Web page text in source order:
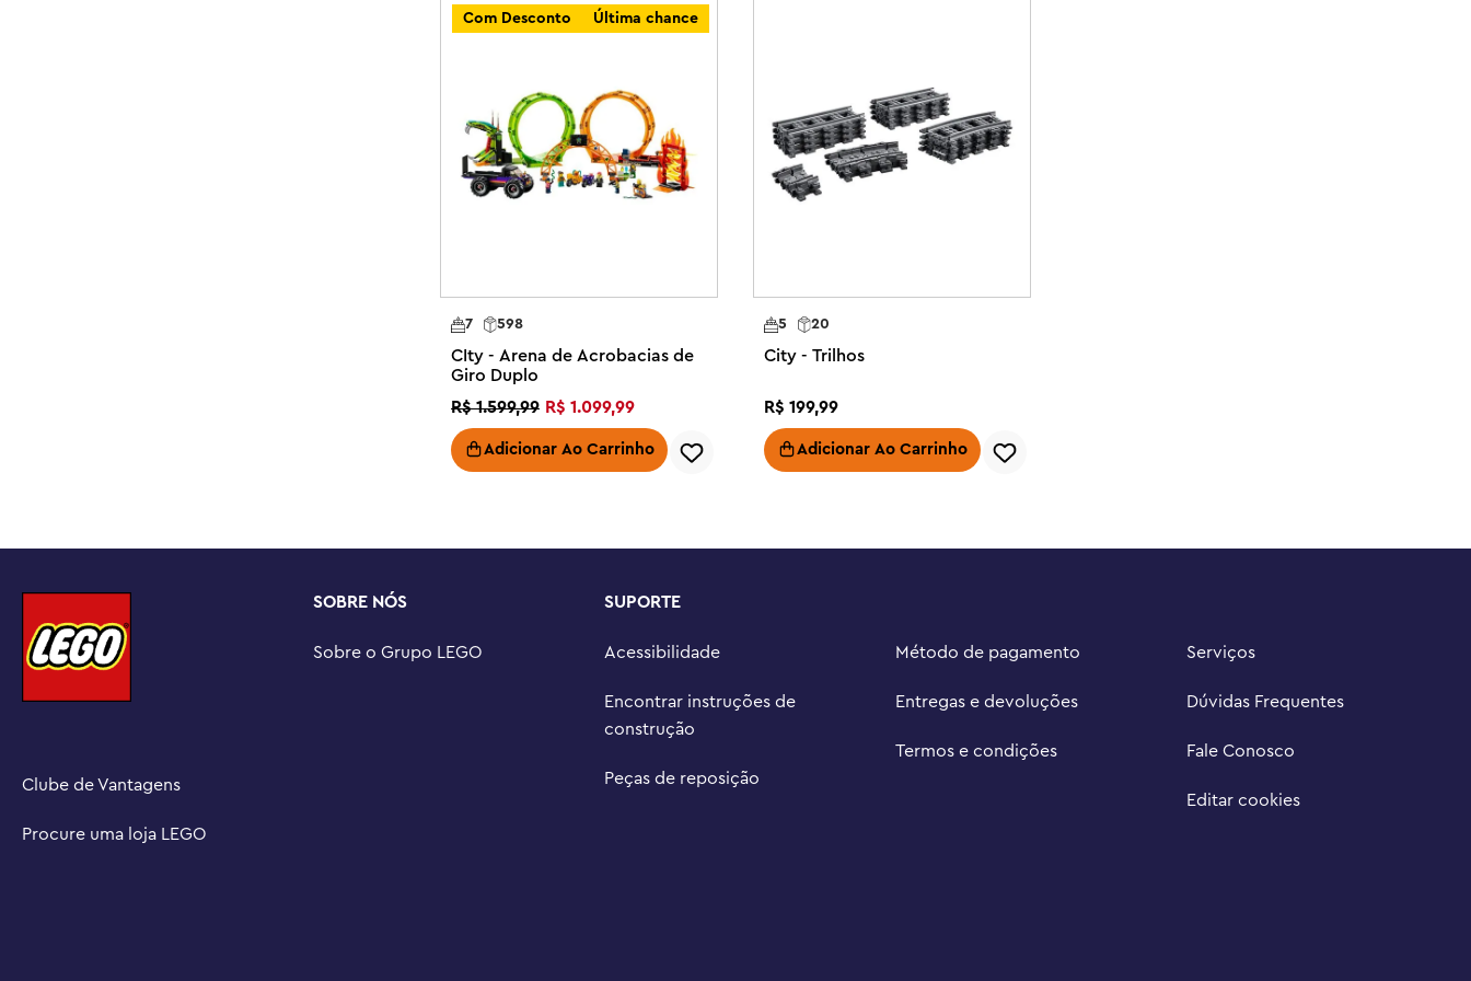
um presente perfeito de feriado ou aniversário para jovens fãs de corrida. Descubra a
Conjunto de veículos de brinquedo LEGO® City F1® – Dê um início rápido às brincadeiras
de corrida para crianças com o conjunto de construção LEGO City F1 Grid com VCARB e
dos carros de corrida de F1® e deslize o painel no pórtico de luz para uma ação de largada
Diversão de construção digital – Este conjunto LEGO® F1® apresenta instruções no
progresso e aumentar o zoom e girar modelos em 3D enquanto constroem
Um presente de corrida de Fórmula 1® para crianças – Surpreenda seu piloto iniciante com
este conjunto temático LEGO® City F1®, uma ideia divertida de presente de feriado ou
construção LEGO® F1® (vendidos separadamente) para construir, exibir e correr com toda
Um mundo sem limites – LEGO® City é um lugar onde as crianças podem dar asas à sua
imaginação sem limites, com veículos de brinquedo, estruturas e personagens que as
inspiram a construir, criar, explorar e brincar
LEGO® mede mais de 3 cm de altura, 14 cm de comprimento e 5 cm de largura
Com Desconto Última chance
598
7
CIty - Arena de Acrobacias de
Giro Duplo
R$ 1.599,99 R$ 1.099,99
Adicionar Ao Carrinho
20
5
City - Trilhos
R$ 199,99
Adicionar Ao Carrinho
Clube de Vantagens
Procure uma loja LEGO
SOBRE NÓS
Sobre o Grupo LEGO
SUPORTE
Acessibilidade
Encontrar instruções de
construção
Peças de reposição
Método de pagamento
Entregas e devoluções
Termos e condições
Serviços
Dúvidas Frequentes
Fale Conosco
Editar cookies